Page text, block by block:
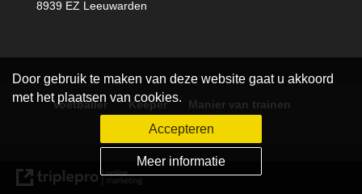
8939 EZ Leeuwarden
Voetballer Keeper
Manier van trainen
Performance training
Door gebruik te maken van deze website gaat u akkoord
met het plaatsen van cookies.
Accepteren
Meer informatie